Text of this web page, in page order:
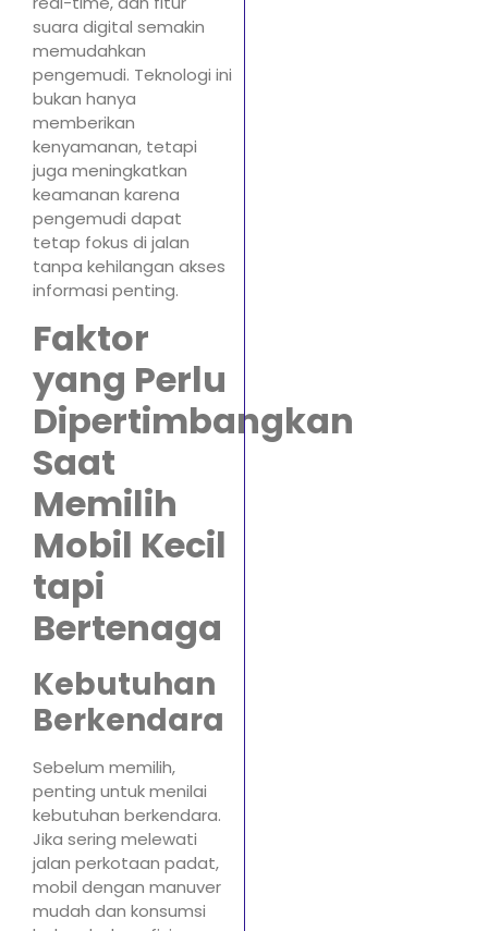
suara digital semakin
memudahkan
pengemudi. Teknologi ini
bukan hanya
memberikan
kenyamanan, tetapi
juga meningkatkan
keamanan karena
pengemudi dapat
tetap fokus di jalan
tanpa kehilangan akses
informasi penting.
Faktor
yang Perlu
Dipertimbangkan
Saat
Memilih
Mobil Kecil
tapi
Bertenaga
Kebutuhan
Berkendara
Sebelum memilih,
penting untuk menilai
kebutuhan berkendara.
Jika sering melewati
jalan perkotaan padat,
mobil dengan manuver
mudah dan konsumsi